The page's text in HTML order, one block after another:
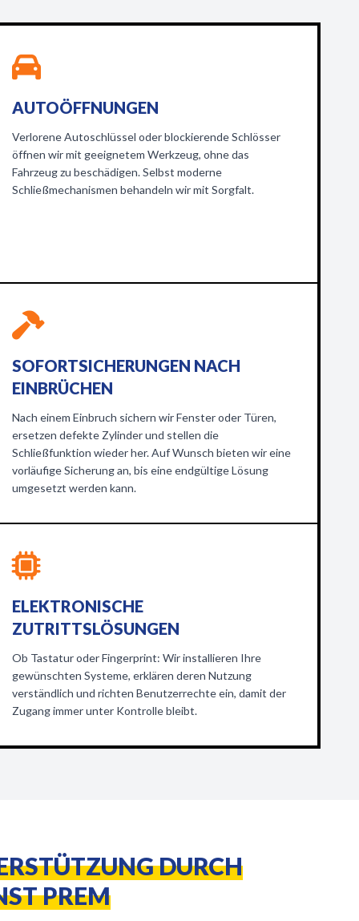
AUTOÖFFNUNGEN
Verlorene Autoschlüssel oder blockierende Schlösser
öffnen wir mit geeignetem Werkzeug, ohne das
Fahrzeug zu beschädigen. Selbst moderne
Schließmechanismen behandeln wir mit Sorgfalt.
SOFORTSICHERUNGEN NACH
EINBRÜCHEN
Nach einem Einbruch sichern wir Fenster oder Türen,
ersetzen defekte Zylinder und stellen die
Schließfunktion wieder her. Auf Wunsch bieten wir eine
vorläufige Sicherung an, bis eine endgültige Lösung
umgesetzt werden kann.
ELEKTRONISCHE
ZUTRITTSLÖSUNGEN
Ob Tastatur oder Fingerprint: Wir installieren Ihre
gewünschten Systeme, erklären deren Nutzung
verständlich und richten Benutzerrechte ein, damit der
Zugang immer unter Kontrolle bleibt.
DURCH
PREM